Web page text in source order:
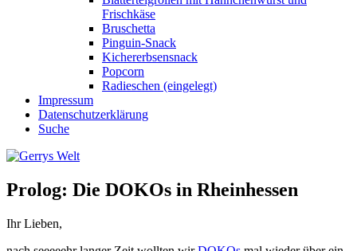
Frischkäse
Bruschetta
Pinguin-Snack
Kichererbsensnack
Popcorn
Radieschen (eingelegt)
Impressum
Datenschutzerklärung
Suche
Prolog: Die DOKOs in Rheinhessen
Ihr Lieben,